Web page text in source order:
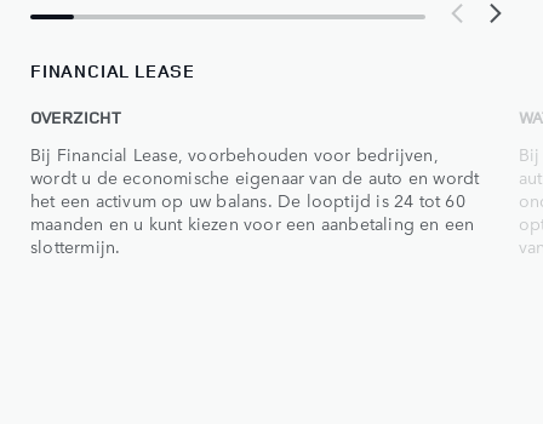
FINANCIAL LEASE
OVERZICHT
Bij Financial Lease, voorbehouden voor bedrijven,
wordt u de economische eigenaar van de auto en wordt
het een activum op uw balans. De looptijd is 24 tot 60
maanden en u kunt kiezen voor een aanbetaling en een
slottermijn.